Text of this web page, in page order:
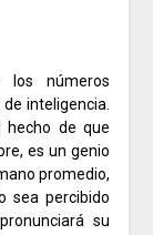
los números
inteligencia.
hecho de que
es un genio
promedio,
sea percibido
su